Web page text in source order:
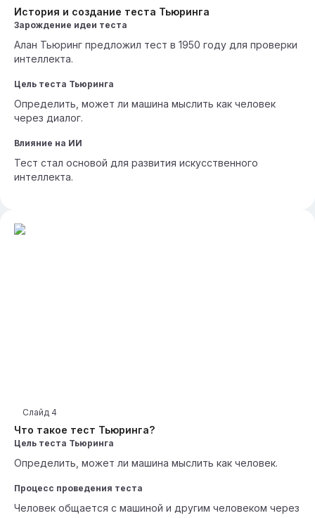
История и создание теста Тьюринга
Зарождение идеи теста
Алан Тьюринг предложил тест в 1950 году для проверки
интеллекта.
Цель теста Тьюринга
Определить, может ли машина мыслить как человек
через диалог.
Влияние на ИИ
Тест стал основой для развития искусственного
интеллекта.
Что такое тест Тьюринга?
Слайд 4
Цель теста Тьюринга
Определить, может ли машина мыслить как человек.
Процесс проведения теста
Человек общается с машиной и другим человеком через